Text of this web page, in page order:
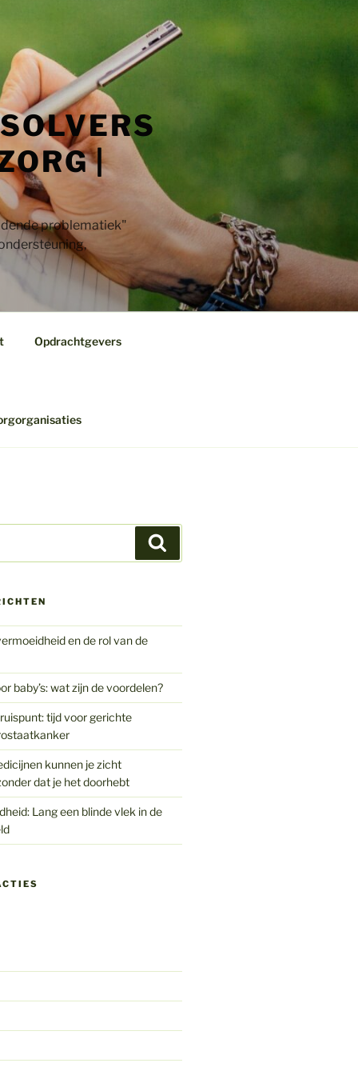
|
problematiek"​
Opdrachtgevers
en de rol van de
baby’s: wat zijn de voordelen?
tijd voor gerichte
kunnen je zicht
dat je het doorhebt
Lang een blinde vlek in de